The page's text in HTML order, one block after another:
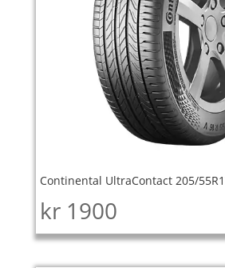
Continental UltraContact 205/
kr 1900